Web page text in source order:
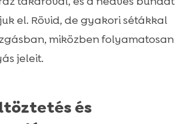
el. Rövid, de gyakori sétákkal
miközben folyamatosan
jeleit.
és